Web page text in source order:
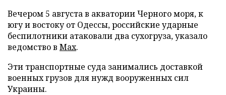
Вечером 5 августа в акватории Черного моря, к
югу и востоку от Одессы, российские ударные
беспилотники атаковали два сухогруза, указало
ведомство в Max.
Эти транспортные суда занимались доставкой
военных грузов для нужд вооруженных сил
Украины.